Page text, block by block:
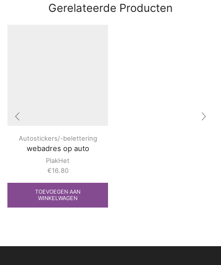
Gerelateerde Producten
Autostickers/-belettering
webadres op auto
PlakHet
€16.80
TOEVOEGEN AAN
WINKELWAGEN